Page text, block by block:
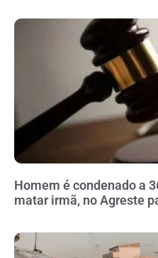
Homem é condenado a
matar irmã, no Agreste